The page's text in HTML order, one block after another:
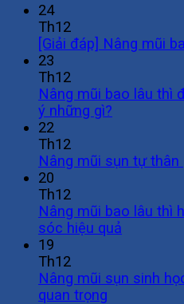
24
Th12
[Giải đáp] Nâng mũi
23
Th12
Nâng mũi bao lâu thì
ý những gì?
22
Th12
Nâng mũi sụn tự
20
Th12
Nâng mũi bao lâu thì
sóc hiệu quả
19
Th12
Nâng mũi sụn sinh
quan trọng